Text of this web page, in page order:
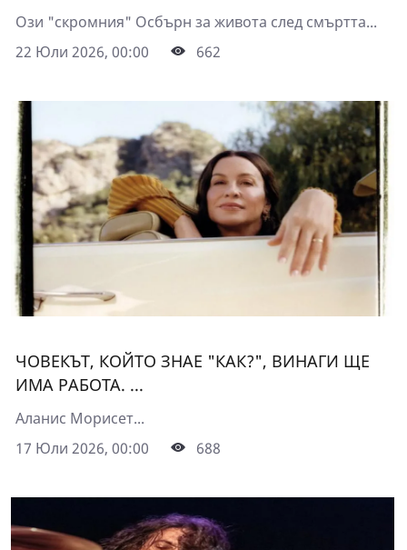
Ози "скромния" Осбърн за живота след смъртта...
22 Юли 2026, 00:00
662
ЧОВЕКЪТ, КОЙТО ЗНАЕ "КАК?", ВИНАГИ ЩЕ
ИМА РАБОТА. ...
Аланис Морисет...
17 Юли 2026, 00:00
688